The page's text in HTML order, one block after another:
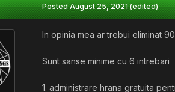
PostedAugust 25, 2021 (edited)
In opinia mea ar trebui eliminat
Sunt sanse minime cu 6 intrebari
1. administrare hrana gratuita